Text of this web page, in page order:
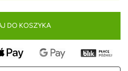
DO KOSZYKA